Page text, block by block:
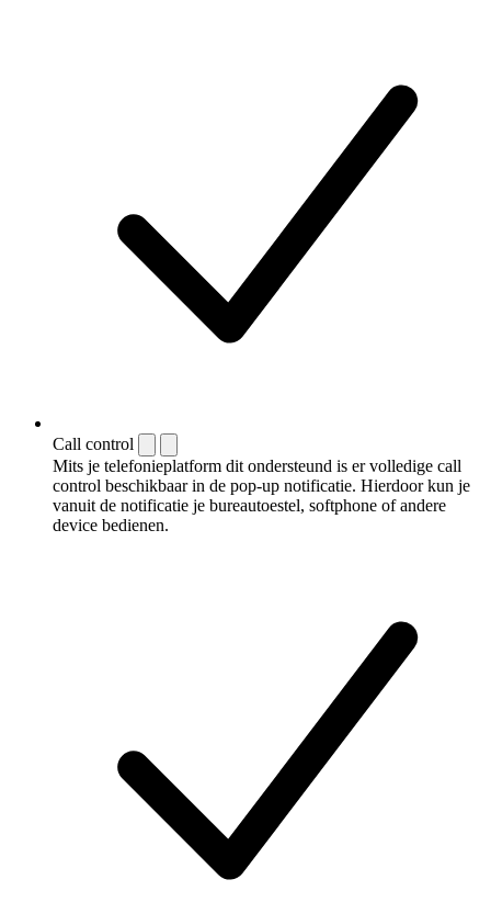
Call control
Mits je telefonieplatform dit ondersteund is er volledige call
control beschikbaar in de pop-up notificatie. Hierdoor kun je
vanuit de notificatie je bureautoestel, softphone of andere
device bedienen.